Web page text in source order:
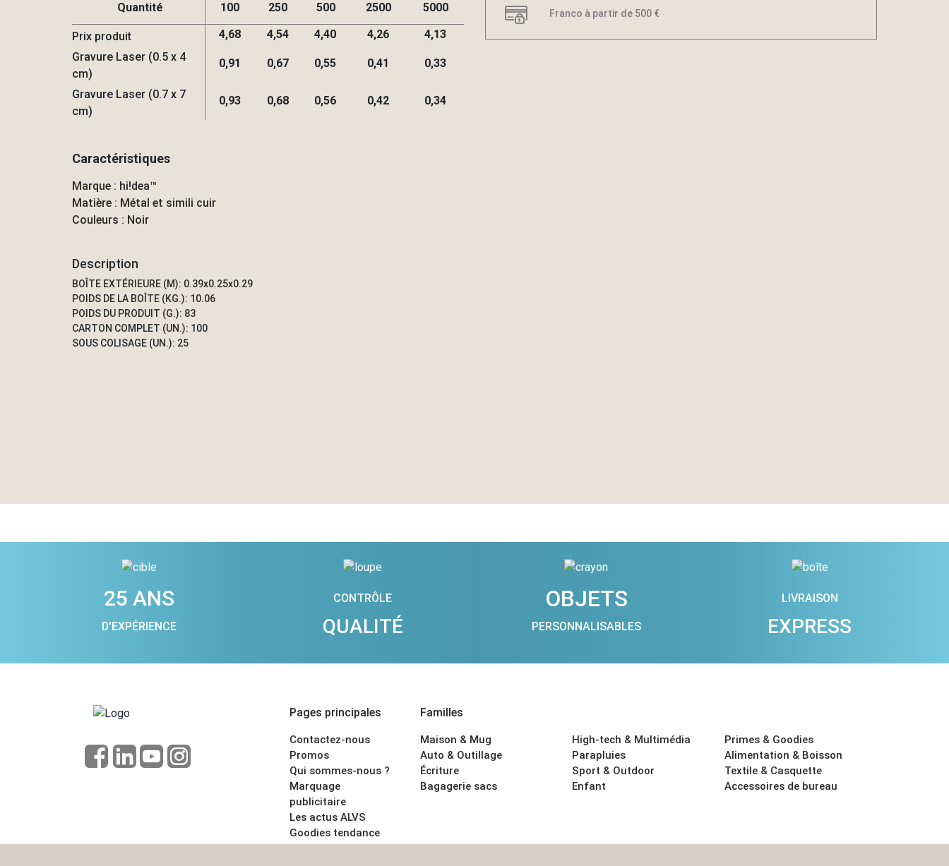
Quantité 100 250 500 2500 5000
Prix produit 4,68 4,54 4,40 4,26
4,13
Gravure Laser (0.5 x 4
cm)
0,91 0,67 0,55 0,41 0,33
Gravure Laser (0.7 x 7
cm)
0,93 0,68 0,56 0,42 0,34
Caractéristiques
Marque : hi!dea™
Matière : Métal et simili cuir
Couleurs : Noir
Description
BOÎTE EXTÉRIEURE (M): 0.39x0.25x0.29
POIDS DE LA BOÎTE (KG.): 10.06
POIDS DU PRODUIT (G.): 83
CARTON COMPLET (UN.): 100
SOUS COLISAGE (UN.): 25
Franco à partir de 500 €
25 ANS
D'EXPÉRIENCE
CONTRÔLE
QUALITÉ
OBJETS
PERSONNALISABLES
LIVRAISON
EXPRESS
Pages principales
Contactez-nous
Promos
Qui sommes-nous ?
Marquage
publicitaire
Les actus ALVS
Goodies tendance
CGV
Familles
Maison & Mug
Auto & Outillage
Écriture
Bagagerie sacs
High-tech & Multimédia
Parapluies
Sport & Outdoor
Enfant
Primes & Goodies
Alimentation & Boisson
Textile & Casquette
Accessoires de bureau